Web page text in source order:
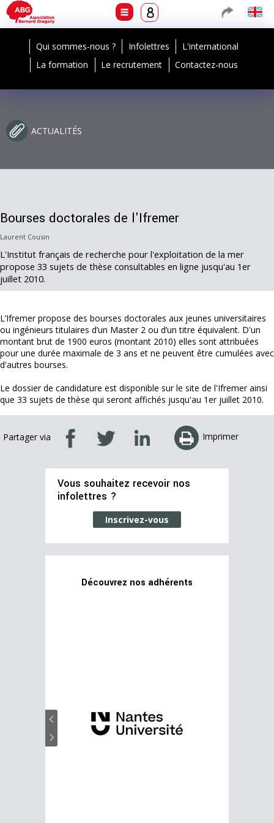
Qui sommes-nous ? Infolettres
L'international
La formation
Le recrutement Contactez-nous
ACTUALITÉS
Bourses doctorales de l'Ifremer
Laurent Cousin
L'Institut français de recherche pour l'exploitation de la mer
propose 33 sujets de thèse consultables en ligne jusqu'au 1er
juillet 2010.
L’Ifremer propose des bourses doctorales aux jeunes universitaires
ou ingénieurs titulaires d’un Master 2 ou d’un titre équivalent. D'un
montant brut de 1900 euros (montant 2010) elles sont attribuées
pour une durée maximale de 3 ans et ne peuvent être cumulées avec
d'autres bourses.
Le dossier de candidature est disponible sur le site de l'Ifremer ainsi
que 33 sujets de thèse qui seront affichés jusqu'au 1er juillet 2010.
Partager via Imprimer
Vous souhaitez recevoir nos
infolettres ?
Inscrivez-vous
Découvrez nos adhérents